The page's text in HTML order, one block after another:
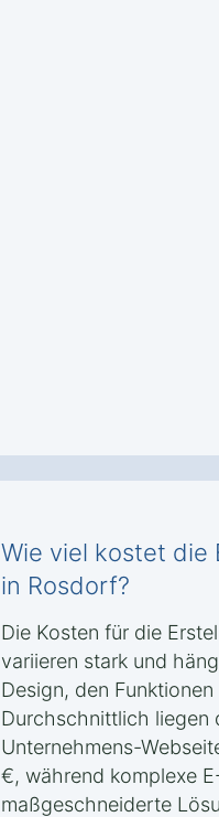
Wie viel kostet die
in Rosdorf?
Die Kosten für die
variieren stark und
Design, den
Durchschnittlich liegen
Unternehmens-
€, während komplexe
maßgeschneiderte